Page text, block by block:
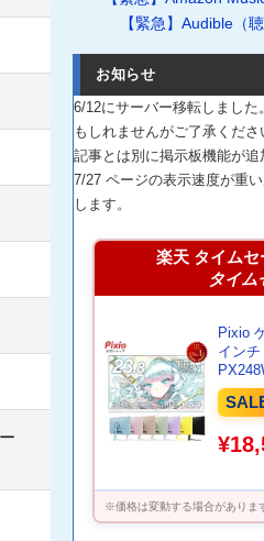
【緊急】Audible（
お知らせ
6/12にサーバー移転しまし
もしれませんがご了承くだ
記事とは別に掲示板機能が追
7/27 ページの表示速度が重
します。
楽天 タイムセ
タイム
Pixio
イン
ニター
対応
ベー
ングレ
大5年
※価格は変動する場合がありま